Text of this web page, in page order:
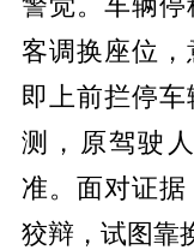
客调换座位
即上前拦停
测，原驾驶
准。面对证
狡辩，试图靠